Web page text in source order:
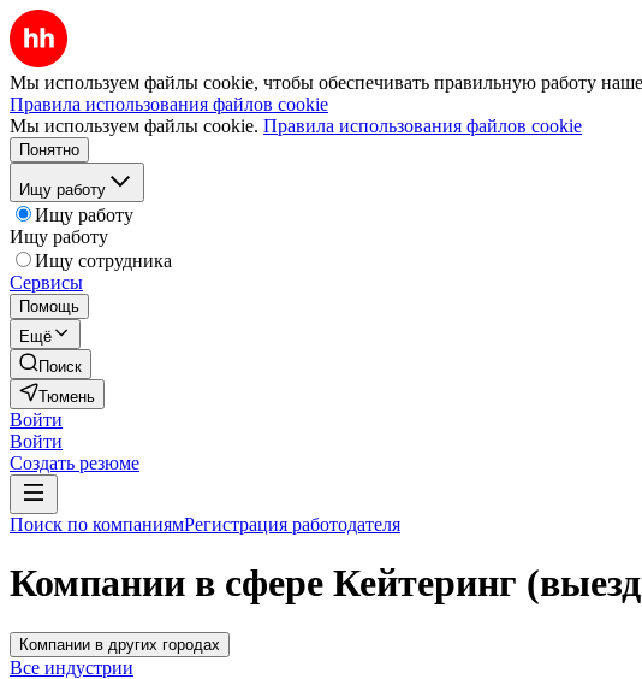
Мы используем файлы cookie, чтобы обеспечивать правильную работу
Правила использования файлов cookie
Мы используем файлы cookie. Правила использования файлов cookie
Понятно
Ищу работу
Ищу работу
Ищу работу
Ищу сотрудника
Сервисы
Помощь
Ещё
Поиск
Тюмень
Войти
Войти
Создать резюме
Поиск по компаниямРегистрация работодателя
Компании в сфере Кейтеринг
Компании в других городах
Все индустрии